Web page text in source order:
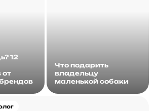
12
от
Что подарить
владельцу
маленькой собаки